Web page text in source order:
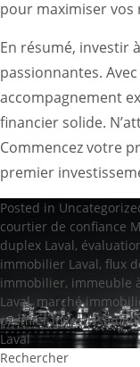
pour maximiser vos
En résumé, investir
passionnantes.
accompagnement
financier solide.
Commencez votre
premier
Posted in
courtier de confiance
duplex Laval,
immobilier Laval, flux
immobilier, immeuble
Laval, marché
premier
Laval
Rechercher